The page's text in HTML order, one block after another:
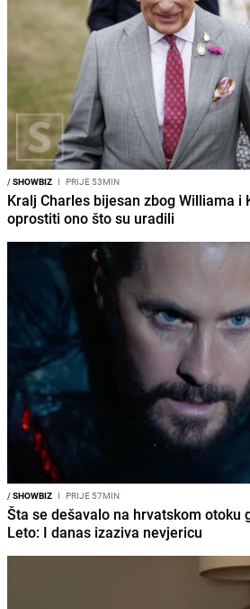
/SHOWBIZ I PRIJE 53MIN
Kralj Charles bijesan zbog Williama i
oprostiti ono što su uradili
/SHOWBIZ I PRIJE 57MIN
Šta se dešavalo na hrvatskom otoku
Leto: I danas izaziva nevjericu